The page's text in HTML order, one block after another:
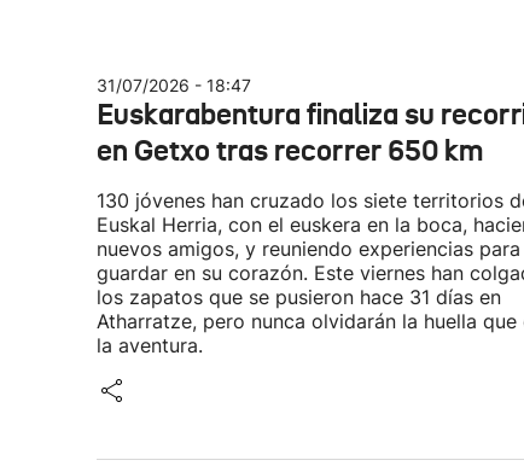
31/07/2026 - 18:47
Euskarabentura finaliza su
en Getxo tras recorrer 650 km
130 jóvenes han cruzado los siete territorios
Euskal Herria, con el euskera en la boca,
nuevos amigos, y reuniendo experiencias para
guardar en su corazón. Este viernes han
los zapatos que se pusieron hace 31 días en
Atharratze, pero nunca olvidarán la huella que
la aventura.